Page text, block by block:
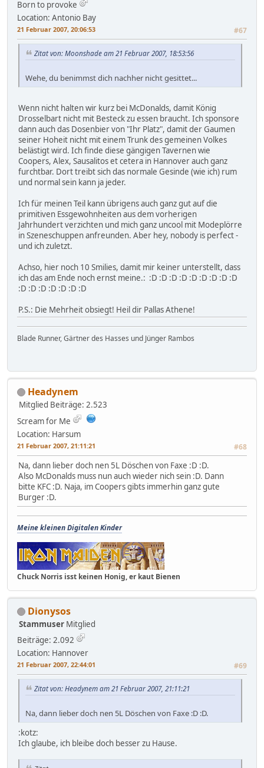
Born to provoke
Location: Antonio Bay
21 Februar 2007, 20:06:53 #67
Zitat von: Moonshade am 21 Februar 2007, 18:53:56
Wehe, du benimmst dich nachher nicht gesittet...
Wenn nicht halten wir kurz bei McDonalds, damit König
Drosselbart nicht mit Besteck zu essen braucht. Ich sponsore
dann auch das Dosenbier von "Ihr Platz", damit der Gaumen
seiner Hoheit nicht mit einem Trunk des gemeinen Volkes
belästigt wird. Ich finde diese gängigen Tavernen wie
Coopers, Alex, Sausalitos et cetera in Hannover auch ganz
furchtbar. Dort treibt sich das normale Gesinde (wie ich) rum
und normal sein kann ja jeder.
Ich für meinen Teil kann übrigens auch ganz gut auf die
primitiven Essgewohnheiten aus dem vorherigen
Jahrhundert verzichten und mich ganz uncool mit Modeplörre
in Szeneschuppen anfreunden. Aber hey, nobody is perfect -
und ich zuletzt.
Achso, hier noch 10 Smilies, damit mir keiner unterstellt, dass
ich das am Ende noch ernst meine.: :D :D :D :D :D :D :D :D :D
:D :D :D :D :D :D :D
P.S.: Die Mehrheit obsiegt! Heil dir Pallas Athene!
Blade Runner, Gärtner des Hasses und Jünger Rambos
Headynem
Mitglied Beiträge: 2.523
Scream for Me
Location: Harsum
21 Februar 2007, 21:11:21 #68
Na, dann lieber doch nen 5L Döschen von Faxe :D :D.
Also McDonalds muss nun auch wieder nich sein :D. Dann
bitte KFC :D. Naja, im Coopers gibts immerhin ganz gute
Burger :D.
Meine kleinen Digitalen Kinder
Chuck Norris isst keinen Honig, er kaut Bienen
Dionysos
Stammuser Mitglied
Beiträge: 2.092
Location: Hannover
21 Februar 2007, 22:44:01 #69
Zitat von: Headynem am 21 Februar 2007, 21:11:21
Na, dann lieber doch nen 5L Döschen von Faxe :D :D.
:kotz:
Ich glaube, ich bleibe doch besser zu Hause.